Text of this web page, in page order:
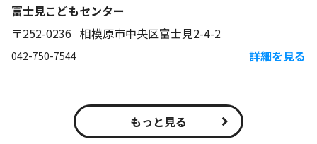
富士見こどもセンター
〒252-0236 相模原市中央区富士見2-4-2
042-750-7544 詳細を見る
もっと見る